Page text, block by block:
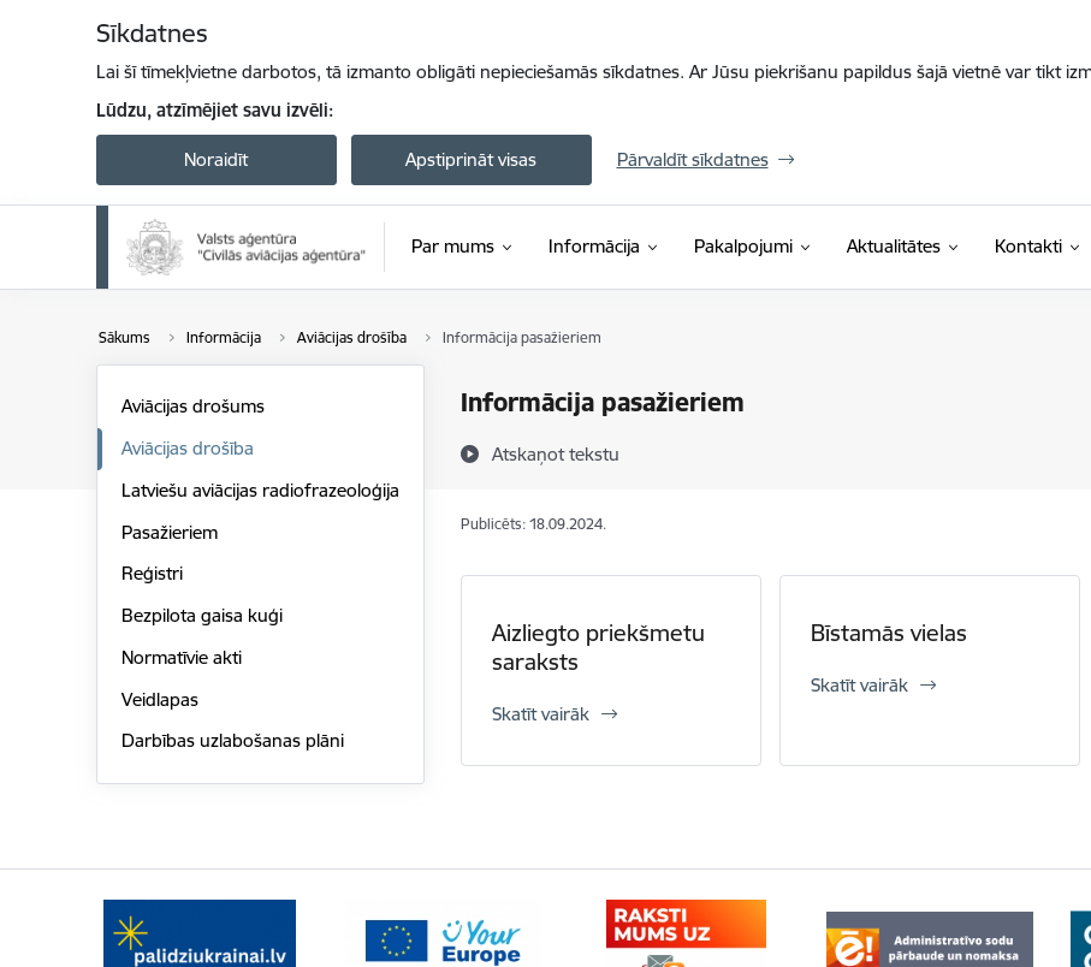
Sīkdatnes
Lai šī tīmekļvietne darbotos, tā izmanto obligāti nepieciešamās sīkdatnes. Ar Jūsu piekrišanu papildus šajā vietnē var tikt
Lūdzu, atzīmējiet savu izvēli:
Noraidīt Apstiprināt visas Pārvaldīt sīkdatnes
Par mums Informācija Pakalpojumi Aktualitātes Kontakti
Sākums Informācija Aviācijas drošība Informācija pasažieriem
Informācija pasažieriem
Atskaņot tekstu
Aviācijas drošums
Aviācijas drošība
Latviešu aviācijas radiofrazeoloģija
Pasažieriem
Reģistri
Bezpilota gaisa kuģi
Normatīvie akti
Veidlapas
Darbības uzlabošanas plāni
Publicēts: 18.09.2024.
Aizliegto priekšmetu
saraksts
Skatīt vairāk
Bīstamās vielas
Skatīt vairāk